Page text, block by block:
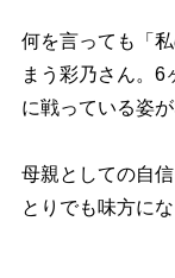
何を言っても「
まう彩乃さん。6
に戦っている姿
母親としての自
とりでも味方に